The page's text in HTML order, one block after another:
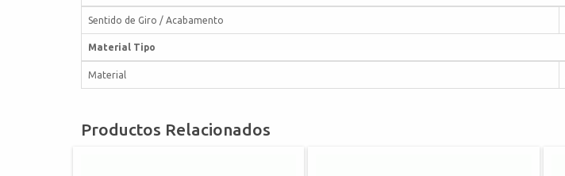
Sentido de Giro / Acabamento
Material Tipo
Material
Productos Relacionados